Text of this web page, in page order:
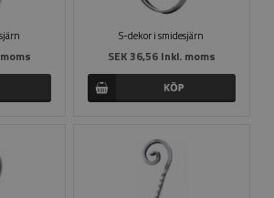
S-dekor i smidesjärn
SEK 36,56 Inkl. moms